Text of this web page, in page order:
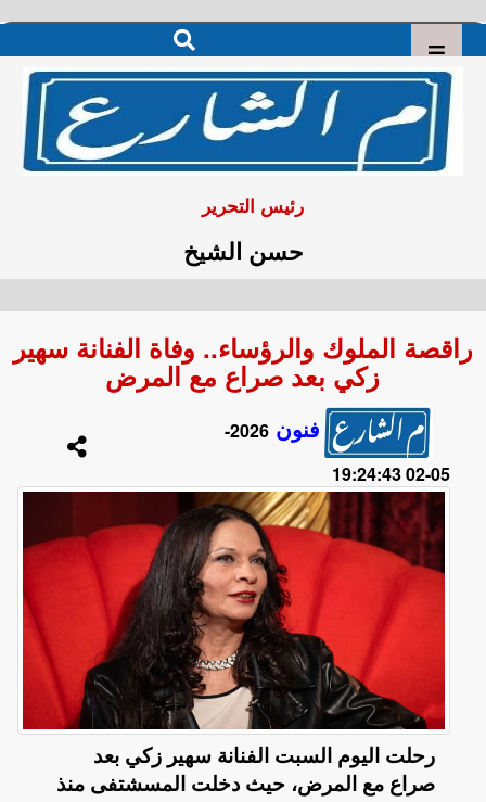
رئيس التحرير
حسن الشيخ
راقصة الملوك والرؤساء.. وفاة الفنانة سهير
زكي بعد صراع مع المرض
فنون
2026-
05-02 19:24:43
رحلت اليوم السبت الفنانة سهير زكي بعد
صراع مع المرض، حيث دخلت المسشتفى منذ